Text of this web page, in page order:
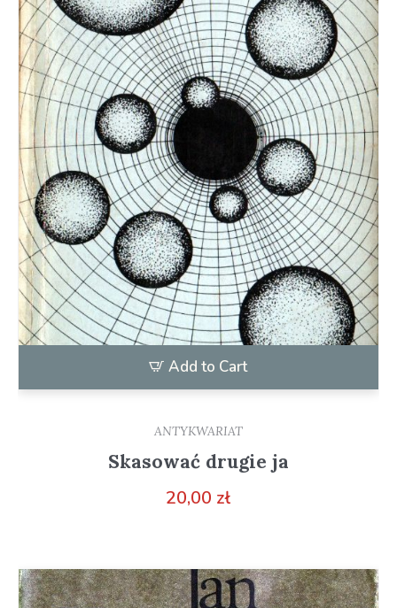
Add to Cart
ANTYKWARIAT
Skasować drugie ja
20,00 zł